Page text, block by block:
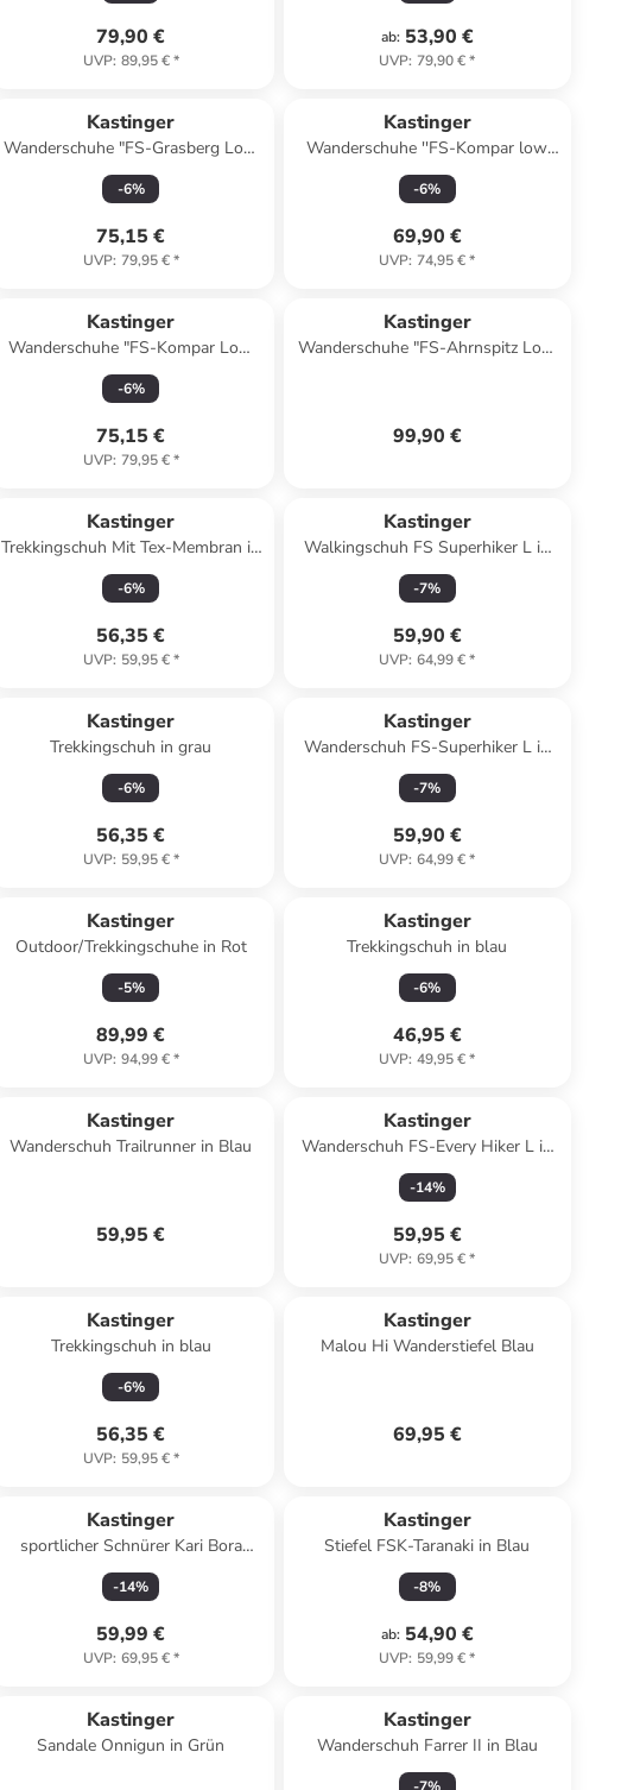
79,90 €
UVP: 89,95 €*
ab: 53,90 €
UVP: 79,90 €*
Kastinger
Wanderschuhe "FS-Grasberg Low
KTX" in Schwarz
-6%
75,15 €
UVP: 79,95 €*
Kastinger
Wanderschuhe ''FS-Kompar low
KTX'' in Grün/ Orange
-6%
69,90 €
UVP: 74,95 €*
Kastinger
Wanderschuhe "FS-Kompar Low
KTX" in Grün
-6%
75,15 €
UVP: 79,95 €*
Kastinger
Wanderschuhe "FS-Ahrnspitz Low
99,90 €
Kastinger
Trekkingschuh Mit Tex-Membran in
lila
-6%
56,35 €
UVP: 59,95 €*
Kastinger
Walkingschuh FS Superhiker L in
Grün
-7%
59,90 €
UVP: 64,99 €*
Kastinger
Trekkingschuh in grau
-6%
56,35 €
UVP: 59,95 €*
Kastinger
Wanderschuh FS-Superhiker L in
Blau
-7%
59,90 €
UVP: 64,99 €*
Kastinger
Outdoor/Trekkingschuhe in Rot
-5%
89,99 €
UVP: 94,99 €*
Kastinger
Trekkingschuh in blau
-6%
46,95 €
UVP: 49,95 €*
Kastinger
Wanderschuh Trailrunner in Blau
59,95 €
Kastinger
Wanderschuh FS-Every Hiker L in
Lila
-14%
59,95 €
UVP: 69,95 €*
Kastinger
Trekkingschuh in blau
-6%
56,35 €
UVP: 59,95 €*
Kastinger
Malou Hi Wanderstiefel Blau
69,95 €
Kastinger
sportlicher Schnürer Kari Bora
Verschluss in Blau
-14%
59,99 €
UVP: 69,95 €*
Kastinger
Stiefel FSK-Taranaki in Blau
-8%
ab: 54,90 €
UVP: 59,99 €*
Kastinger
Sandale Onnigun in Grün
Kastinger
Wanderschuh Farrer II in Blau